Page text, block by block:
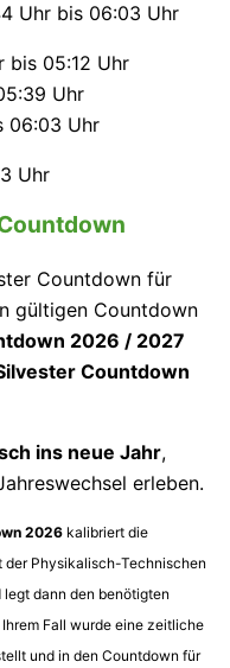
Uhr bis 06:03 Uhr
bis 05:12 Uhr
Uhr
06:03 Uhr
Uhr
Countdown für
gültigen Countdown
2026 / 2027
Countdown
ins neue Jahr,
erleben.
2026 kalibriert die
Physikalisch-Technischen
dann den benötigten
Fall wurde eine zeitliche
und in den Countdown für